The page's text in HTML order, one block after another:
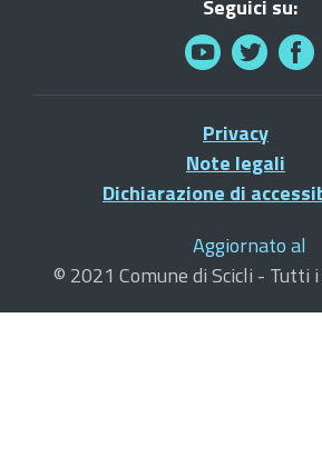
Seguici su:
Privacy
Note legali
Dichiarazione di
Aggiornato al
© 2021 Comune di Scicli -